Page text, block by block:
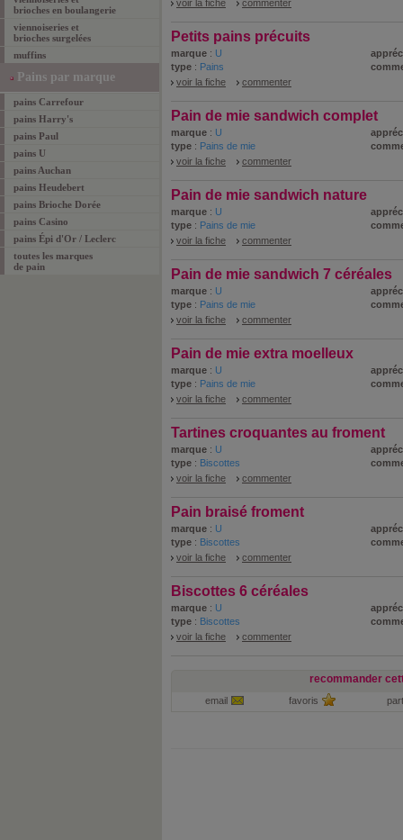
brioches en boulangerie
viennoiseries et
brioches surgelées
muffins
Pains par marque
pains Carrefour
pains Harry's
pains Paul
pains U
pains Auchan
pains Heudebert
pains Brioche Dorée
pains Casino
pains Épi d'Or / Leclerc
toutes les marques
de pain
voir la fiche
commenter
Petits pains précuits
marque : U
type : Pains
voir la fiche
commenter
Pain de mie sandwich complet
marque : U
type : Pains de mie
voir la fiche
commenter
Pain de mie sandwich nature
marque : U
type : Pains de mie
voir la fiche
commenter
Pain de mie sandwich 7 céréales
marque : U
type : Pains de mie
voir la fiche
commenter
Pain de mie extra moelleux
marque : U
type : Pains de mie
voir la fiche
commenter
Tartines croquantes au froment
marque : U
type : Biscottes
voir la fiche
commenter
Pain braisé froment
marque : U
type : Biscottes
voir la fiche
commenter
Biscottes 6 céréales
marque : U
type : Biscottes
voir la fiche
commenter
recommander
email favoris